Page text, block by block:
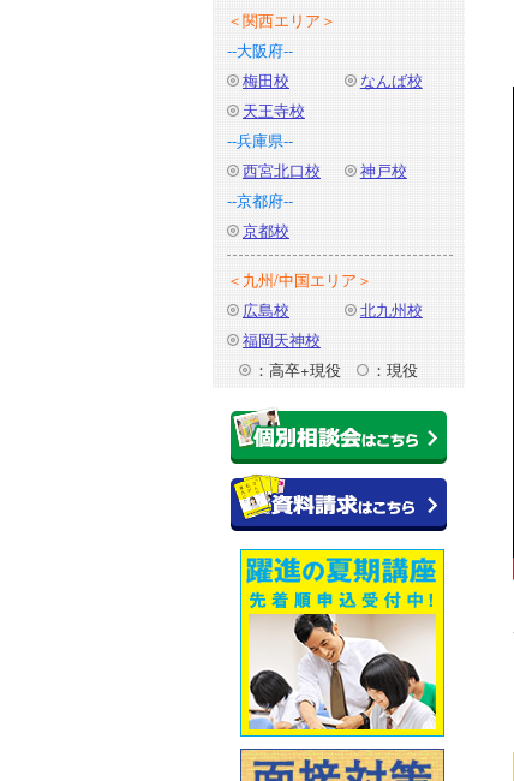
＜関西エリア＞
--大阪府--
梅田校
なんば校
天王寺校
--兵庫県--
西宮北口校
神戸校
--京都府--
京都校
＜九州/中国エリア＞
広島校
北九州校
福岡天神校
：高卒+現役
：現役